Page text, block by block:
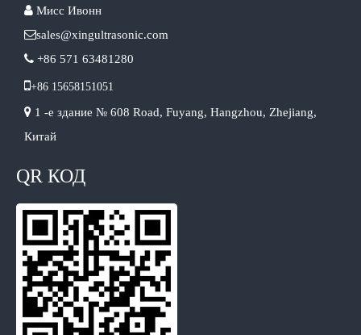
 Мисс Ивонн
sales@xingultrasonic.com
 +86 571 63481280
+86 15658151051
 1 -е здание № 608 Road, Fuyang, Hangzhou, Zhejiang,
Китай
QR КОД